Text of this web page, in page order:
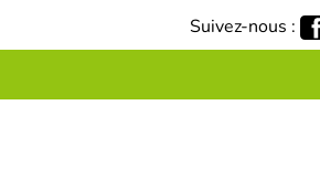
Suivez-nous :